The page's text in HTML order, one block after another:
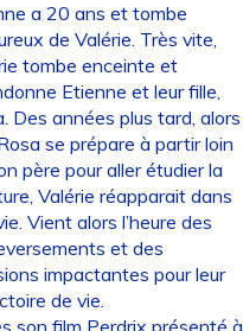
a 20 ans et tombe
de Valérie. Très vite,
tombe enceinte et
Etienne et leur fille,
Des années plus tard, alors
se prépare à partir loin
père pour aller étudier la
Valérie réapparait dans
Vient alors l’heure des
et des
impactantes pour leur
de vie.